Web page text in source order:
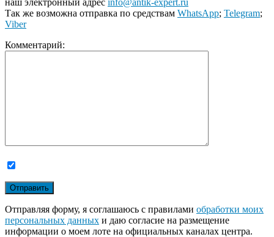
Так же возможна отправка по средствам WhatsApp; Telegram;
Viber
Комментарий:
Отправляя форму, я соглашаюсь с правилами обработки моих
персональных данных и даю согласие на размещение
информации о моем лоте на официальных каналах центра.